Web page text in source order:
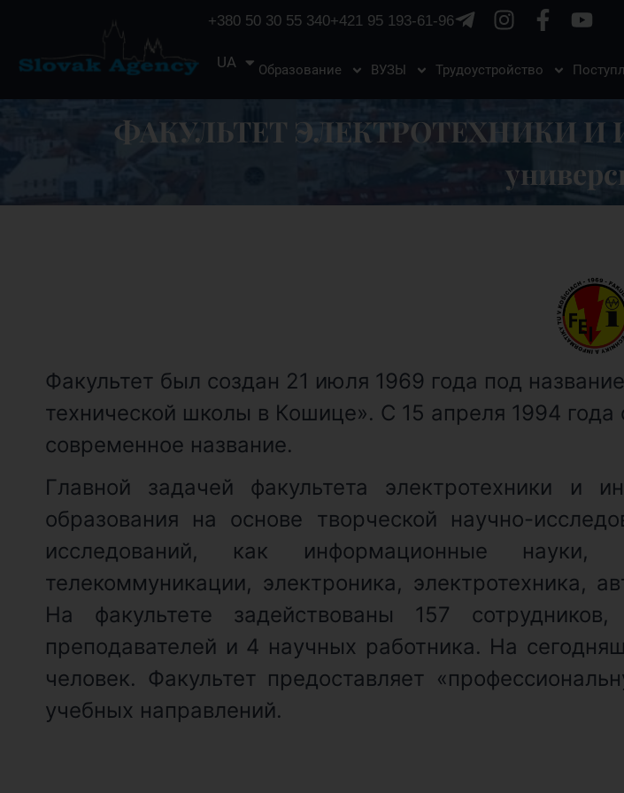
+380 50 30 55 340+421 95 193-61-96
UA
EN Образование ВУЗЫ Трудоустройство
ФАКУЛЬТЕТ ЭЛЕКТРОТЕХНИКИ И
Факультет был создан 21 июля 1969 года под
технической школы в Кошице». С 15 апреля 1994
современное название.
Главной задачей факультета электротехники и
образования на основе творческой научно-
исследований, как информационные науки,
телекоммуникации, электроника, электротехника,
На факультете задействованы 157
преподавателей и 4 научных работника. На
человек. Факультет предоставляет
учебных направлений.